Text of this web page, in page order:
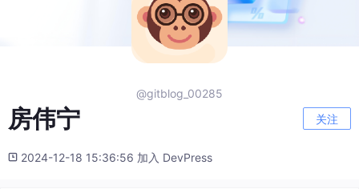
@gitblog_00285
房伟宁 关注
2024-12-18 15:36:56 加入 DevPress